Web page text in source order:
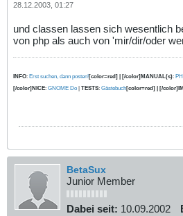
28.12.2003, 01:27
und classen lassen sich wesentlich
von php als auch von 'mir/dir/oder
INFO: Erst suchen, dann posten![color=red] | [/color]MANUAL(s):
[/color]NICE: GNOME Do TESTS: Gästebuch[color=red] | [/color]IM
BetaSux
Junior Member
Dabei seit: 10.09.2002